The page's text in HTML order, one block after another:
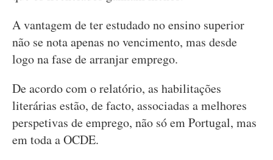
A vantagem de ter estudado no ensino superior
não se nota apenas no vencimento, mas desde
logo na fase de arranjar emprego.
De acordo com o relatório, as habilitações
literárias estão, de facto, associadas a melhores
perspetivas de emprego, não só em Portugal, mas
em toda a OCDE.